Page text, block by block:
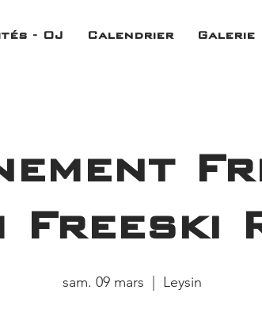
- OJ Calendrier Galerie
Freeski
sam. 09 mars Leysin